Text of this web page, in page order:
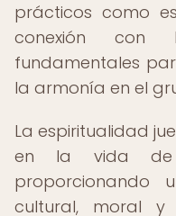
prácticos como
conexión con
fundamentales
la armonía en el
La espiritualidad
en la vida de
proporcionando
cultural, moral y